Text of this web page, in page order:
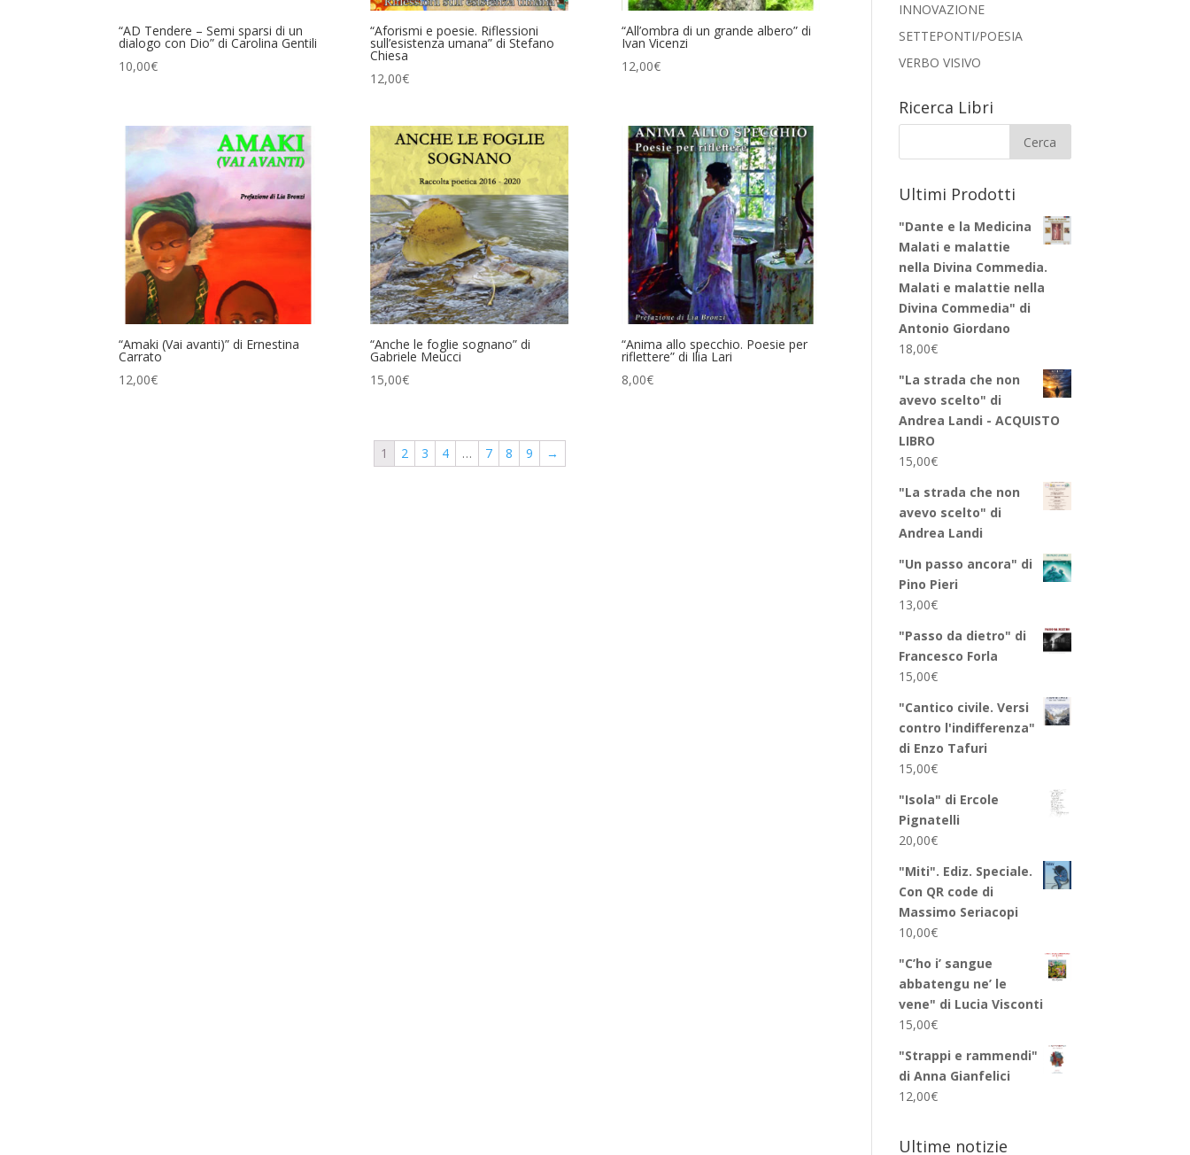
“AD Tendere – Semi sparsi di un
dialogo con Dio” di Carolina Gentili
10,00€
“Aforismi e poesie. Riflessioni
sull’esistenza umana” di Stefano
Chiesa
12,00€
“All’ombra di un grande albero” di
Ivan Vicenzi
12,00€
“Amaki (Vai avanti)” di Ernestina
Carrato
12,00€
“Anche le foglie sognano” di
Gabriele Meucci
15,00€
“Anima allo specchio. Poesie per
riflettere” di Ilia Lari
8,00€
1 2 3 4 … 7 8 9 →
INNOVAZIONE
SETTEPONTI/POESIA
VERBO VISIVO
Ricerca Libri
Ultimi Prodotti
"Dante e la Medicina
Malati e malattie
nella Divina Commedia.
Malati e malattie nella
Divina Commedia" di
Antonio Giordano
18,00€
"La strada che non
avevo scelto" di
Andrea Landi - ACQUISTO
LIBRO
15,00€
"La strada che non
avevo scelto" di
Andrea Landi
"Un passo ancora" di
Pino Pieri
13,00€
"Passo da dietro" di
Francesco Forla
15,00€
"Cantico civile. Versi
contro l'indifferenza"
di Enzo Tafuri
15,00€
"Isola" di Ercole
Pignatelli
20,00€
"Miti". Ediz. Speciale.
Con QR code di
Massimo Seriacopi
10,00€
"C’ho i’ sangue
abbatengu ne’ le
vene" di Lucia Visconti
15,00€
"Strappi e rammendi"
di Anna Gianfelici
12,00€
Ultime notizie